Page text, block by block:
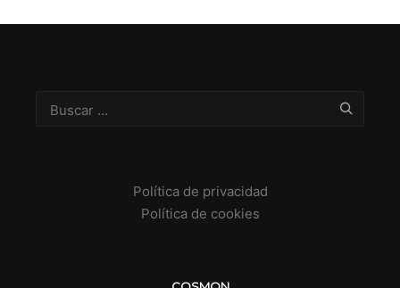
Política de privacidad
Política de cookies